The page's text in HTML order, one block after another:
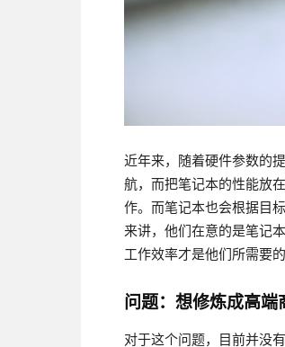
近年来，随着硬件参数的
航，而把笔记本的性能放
作。而笔记本也会根据目
来讲，他们在意的是笔记
工作效率才是他们所需要的
问题： 想修炼成高端
对于这个问题，目前并没